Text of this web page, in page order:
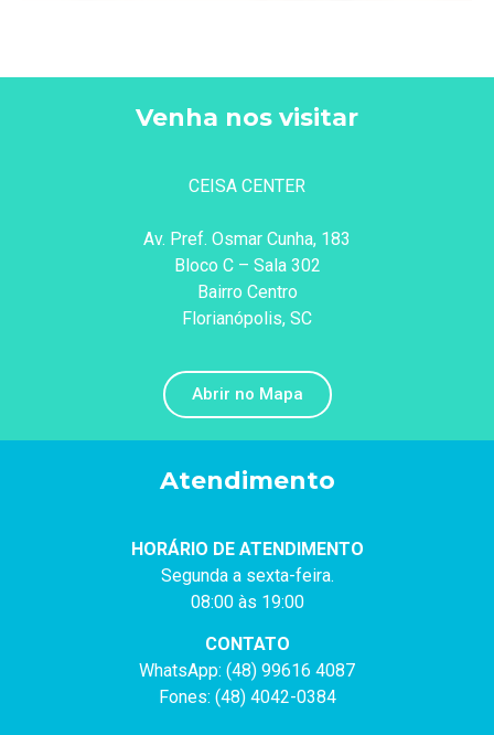
Venha nos visitar
CEISA CENTER
Av. Pref. Osmar Cunha, 183
Bloco C – Sala 302
Bairro Centro
Florianópolis, SC
Abrir no Mapa
Atendimento
HORÁRIO DE ATENDIMENTO
Segunda a sexta-feira.
08:00 às 19:00
CONTATO
WhatsApp: (48) 99616 4087
Fones: (48) 4042-0384